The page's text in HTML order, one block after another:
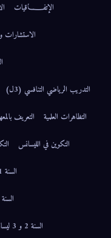
الإتفــــــاقيات
الاستشارات
التدريب الرياضي التنافسي (3ل)
التظاهرات العلمية
التعريف
التكوين في الليسانس
السنة 1 و 2 ماستر تدريب
السنة 2 و 3 ليسانس إدارة وتسيير
السنة 2 و 3 ليسانس نشاط بدني تربوي